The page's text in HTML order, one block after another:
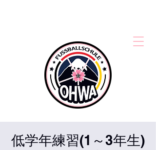
低学年練習(1～3年生)